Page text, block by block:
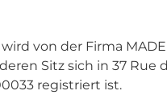
von der Firma
Sitz sich in 37
registriert ist.